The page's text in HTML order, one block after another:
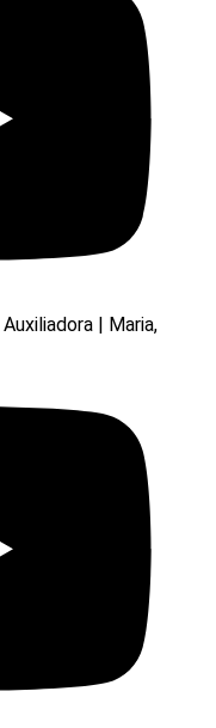
| Maria,